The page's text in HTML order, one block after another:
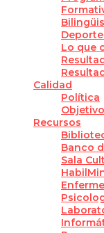
Lo que
Calidad
Política
Recursos
Banco
Sala